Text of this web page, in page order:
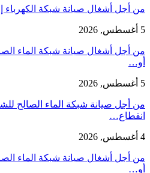
من أجل أشغال صيانة شبكة الكهرباء
5 أغسطس, 2026
من أجل أشغال صيانة شبكة الماء
أو…
5 أغسطس, 2026
من أجل صيانة شبكة الماء الصالح
انقطاع…
4 أغسطس, 2026
من أجل أشغال صيانة شبكة الماء
أو…